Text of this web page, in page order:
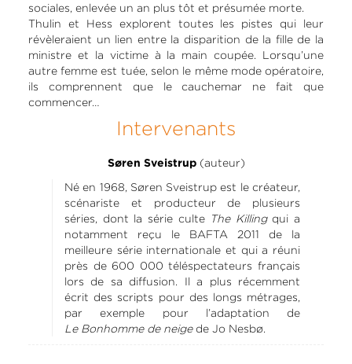
sociales, enlevée un an plus tôt et présumée morte.
Thulin et Hess explorent toutes les pistes qui leur
révèleraient un lien entre la disparition de la fille de la
ministre et la victime à la main coupée. Lorsqu’une
autre femme est tuée, selon le même mode opératoire,
ils comprennent que le cauchemar ne fait que
commencer…
Intervenants
Søren Sveistrup(auteur)
Né en 1968, Søren Sveistrup est le créateur,
scénariste et producteur de plusieurs
séries, dont la série culte The Killingqui a
notamment reçu le BAFTA 2011 de la
meilleure série internationale et qui a réuni
près de 600 000 téléspectateurs français
lors de sa diffusion. Il a plus récemment
écrit des scripts pour des longs métrages,
par exemple pour l’adaptation de
Le Bonhomme de neigede Jo Nesbø.